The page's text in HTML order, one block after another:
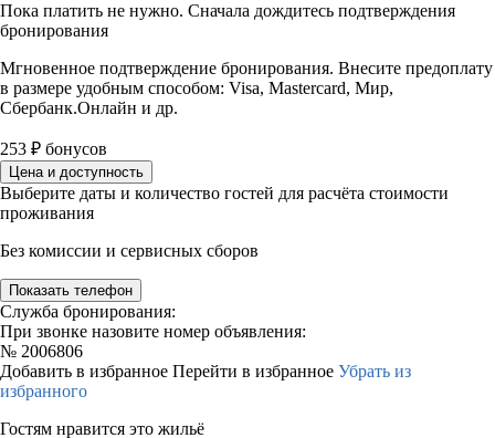
Пока платить не нужно. Сначала дождитесь подтверждения
бронирования
Мгновенное подтверждение бронирования. Внесите предоплату
в размере удобным способом: Visa, Mastercard, Мир,
Сбербанк.Онлайн и др.
253 ₽ бонусов
Цена и доступность
Выберите даты и количество гостей для расчёта стоимости
проживания
Без комиссии и сервисных сборов
Показать телефон
Служба бронирования:
При звонке назовите номер объявления:
№ 2006806
Добавить в избранное Перейти в избранное Убрать из
избранного
Гостям нравится это жильё